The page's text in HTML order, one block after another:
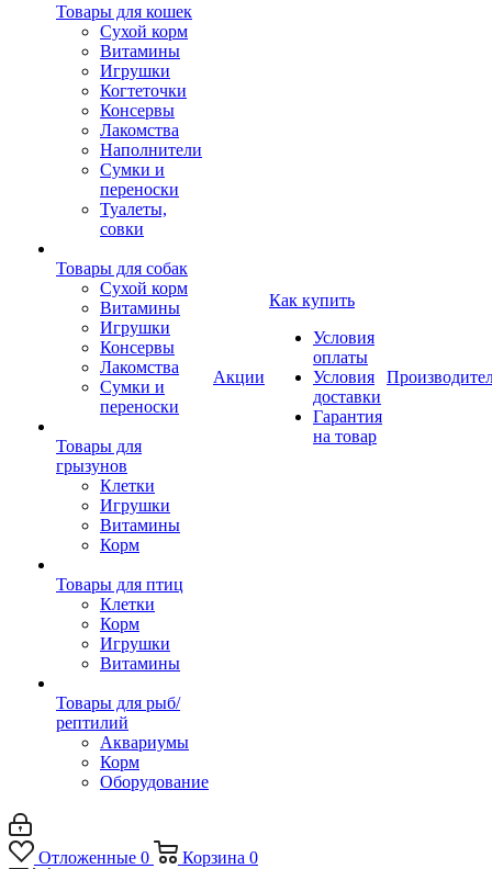
Товары для кошек
Cухой корм
Витамины
Игрушки
Когтеточки
Консервы
Лакомства
Наполнители
Сумки и
переноски
Туалеты,
совки
Товары для собак
Cухой корм
Витамины
Игрушки
Консервы
Лакомства
Сумки и
переноски
Товары для
грызунов
Клетки
Игрушки
Витамины
Корм
Товары для птиц
Клетки
Корм
Игрушки
Витамины
Товары для рыб/
рептилий
Аквариумы
Корм
Оборудование
Акции
Как купить
Условия
оплаты
Условия
доставки
Гарантия
на товар
Отложенные 0 Корзина 0